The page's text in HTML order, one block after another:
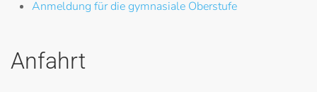
Anmeldung für die gymnasiale Oberstufe
Anfahrt